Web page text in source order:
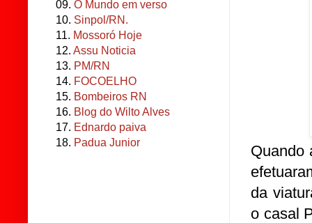
Quando
da
o casal
09. O Mundo em verso
10. Sinpol/RN.
11. Mossoró Hoje
12. Assu Noticia
13. PM/RN
14. FOCOELHO
15. Bombeiros RN
16. Blog do Wilto Alves
17. Ednardo paiva
18. Padua Junior